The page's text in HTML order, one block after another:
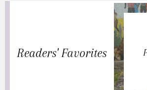
Readers' Favorites